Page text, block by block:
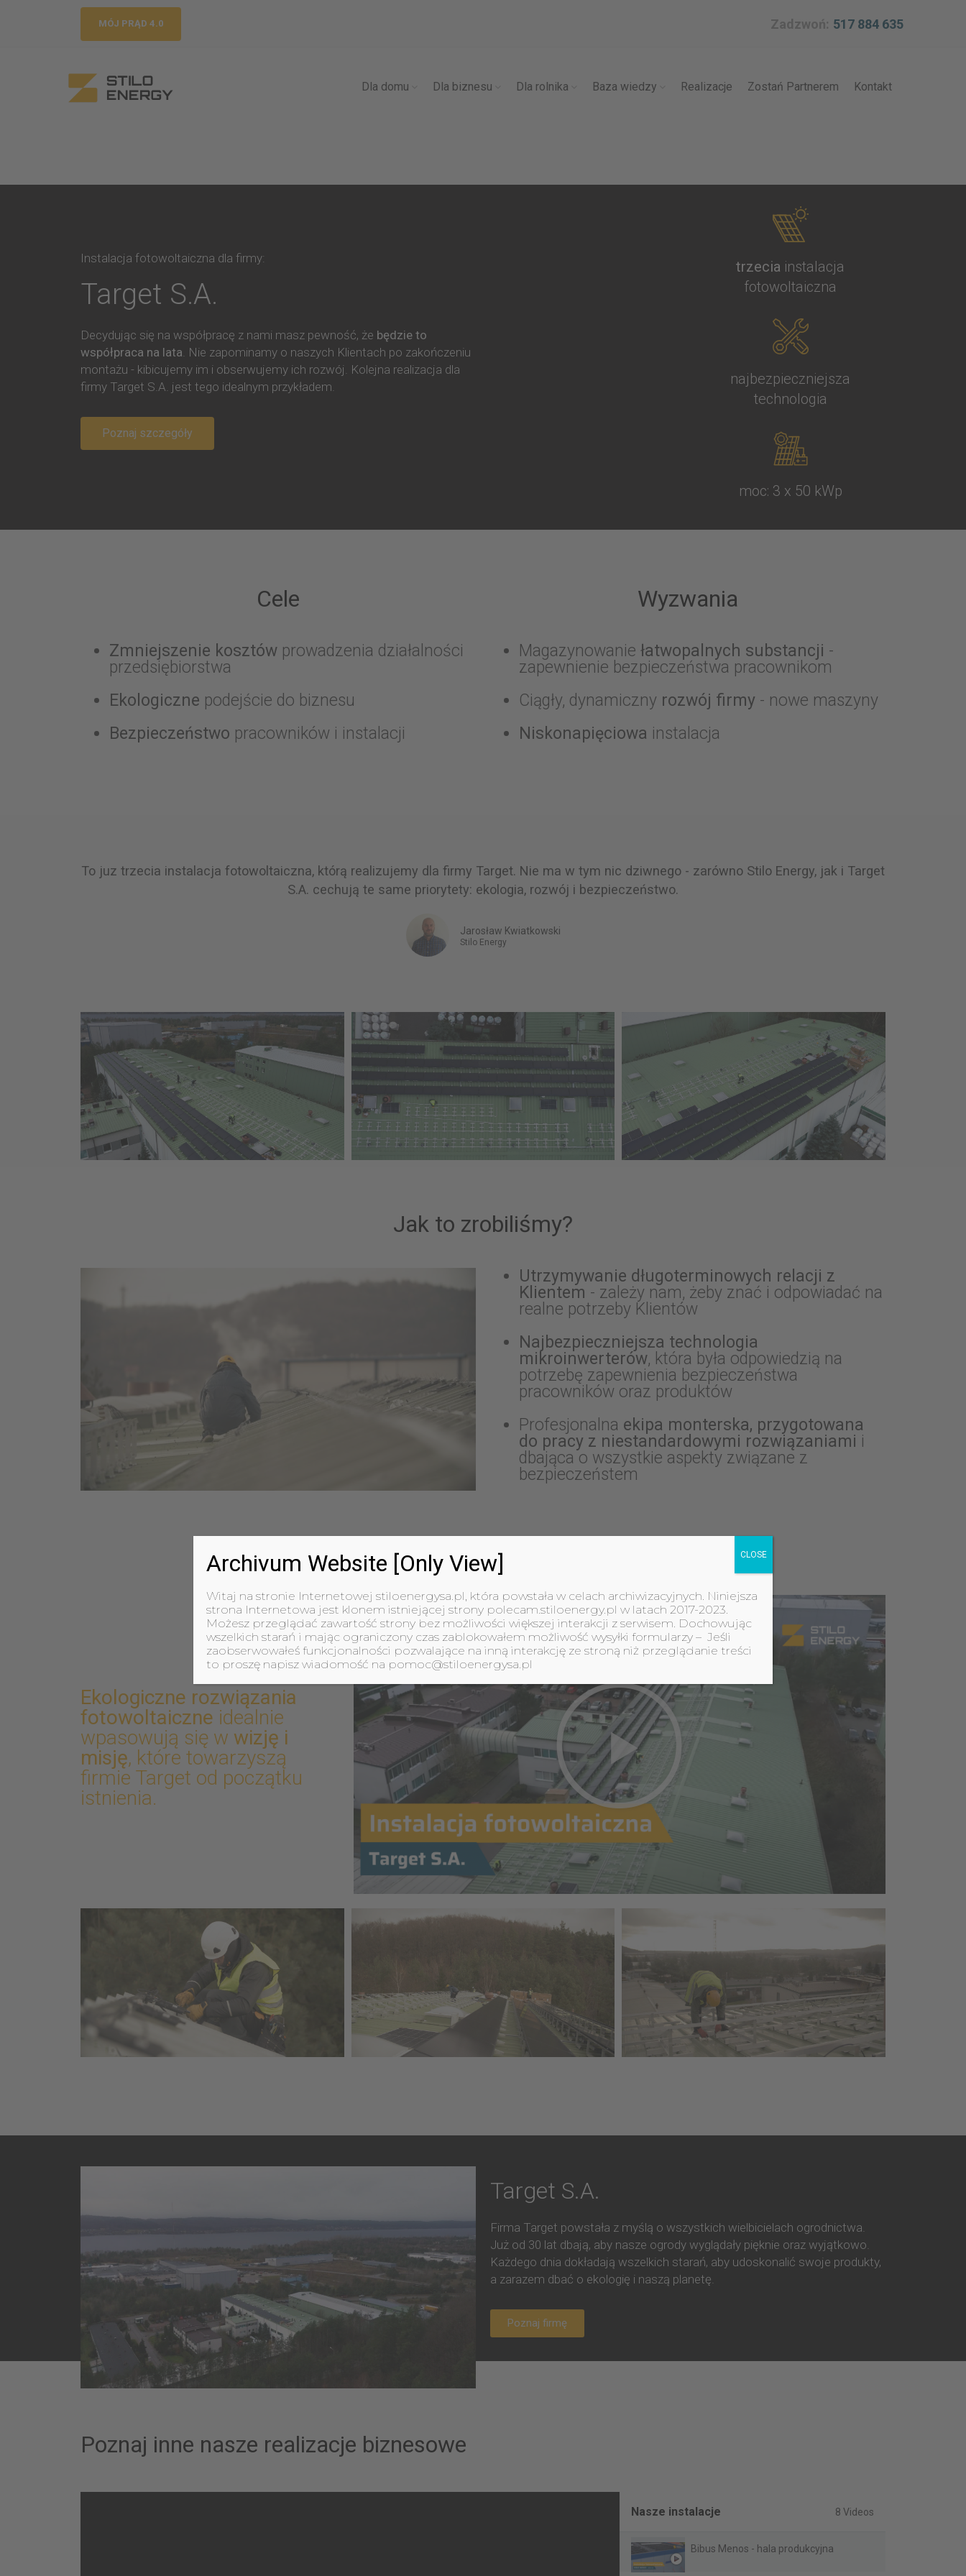
MÓJ PRĄD 4.0 Zadzwoń: 517 884 635
Dla domu Dla biznesu Dla rolnika Baza wiedzy Realizacje Zostań Partnerem Kontakt
Instalacja fotowoltaiczna dla firmy:
Target S.A.
Decydując się na współpracę z nami masz pewność, że będzie to
współpraca na lata. Nie zapominamy o naszych Klientach po zakończeniu
montażu - kibicujemy im i obserwujemy ich rozwój. Kolejna realizacja dla
firmy Target S.A. jest tego idealnym przykładem.
Poznaj szczegóły
trzecia instalacja
fotowoltaiczna
najbezpieczniejsza
technologia
moc: 3 x 50 kWp
Cele
Zmniejszenie kosztów prowadzenia działalności
przedsiębiorstwa
Ekologiczne podejście do biznesu
Bezpieczeństwo pracowników i instalacji
Wyzwania
Magazynowanie łatwopalnych substancji -
zapewnienie bezpieczeństwa pracownikom
Ciągły, dynamiczny rozwój firmy - nowe maszyny
Niskonapięciowa instalacja
To juz trzecia instalacja fotowoltaiczna, którą realizujemy dla firmy Target. Nie ma w tym nic dziwnego - zarówno Stilo Energy, jak i Target
S.A. cechują te same priorytety: ekologia, rozwój i bezpieczeństwo.
Jarosław Kwiatkowski
Stilo Energy
Jak to zrobiliśmy?
Utrzymywanie długoterminowych relacji z
Klientem - zależy nam, żeby znać i odpowiadać na
realne potrzeby Klientów
Najbezpieczniejsza technologia
mikroinwerterów, która była odpowiedzią na
potrzebę zapewnienia bezpieczeństwa
pracowników oraz produktów
Profesjonalna ekipa monterska, przygotowana
do pracy z niestandardowymi rozwiązaniami i
dbająca o wszystkie aspekty związane z
bezpieczeństem
Ekologiczne rozwiązania
fotowoltaiczne idealnie
wpasowują się w wizję i
misję, które towarzyszą
firmie Target od początku
istnienia.
Target S.A.
Firma Target powstała z myślą o wszystkich wielbicielach ogrodnictwa.
Już od 30 lat dbają, aby nasze ogrody wyglądały pięknie oraz wyjątkowo.
Każdego dnia dokładają wszelkich starań, aby udoskonalić swoje produkty,
a zarazem dbać o ekologię i naszą planetę.
Poznaj firmę
Poznaj inne nasze realizacje biznesowe
Nasze instalacje 8 Videos
Bibus Menos - hala produkcyjna
Archivum Website [Only View]
Witaj na stronie Internetowej stiloenergysa.pl, która powstała w celach archiwizacyjnych. Niniejsza
strona Internetowa jest klonem istniejącej strony polecam.stiloenergy.pl w latach 2017-2023.
Możesz przeglądać zawartość strony bez możliwości większej interakcji z serwisem. Dochowując
wszelkich starań i mając ograniczony czas zablokowałem możliwość wysyłki formularzy – Jeśli
zaobserwowałeś funkcjonalności pozwalające na inną interakcję ze stroną niż przeglądanie treści
to proszę napisz wiadomość na pomoc@stiloenergysa.pl
CLOSE